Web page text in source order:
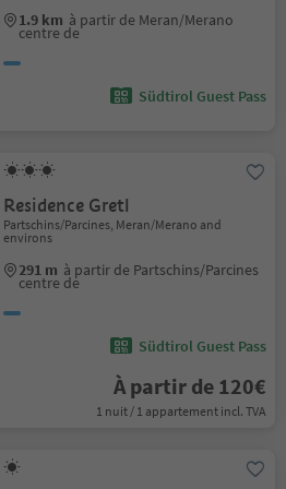
1.9 km à partir de Meran/Merano
centre de
Südtirol Guest Pass
Residence Gretl
Partschins/Parcines, Meran/Merano and
environs
291 m à partir de Partschins/Parcines
centre de
Südtirol Guest Pass
À partir de 120€
1 nuit / 1 appartement incl. TVA